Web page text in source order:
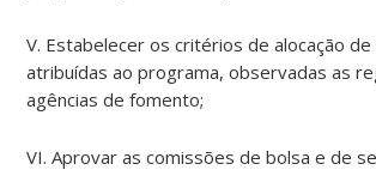
V. Estabelecer os critérios de alocação de
atribuídas ao programa, observadas as
agências de fomento;
VI. Aprovar as comissões de bolsa e de